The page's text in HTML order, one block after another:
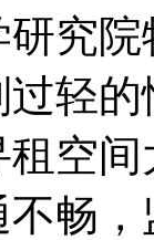
院
轻
空
畅